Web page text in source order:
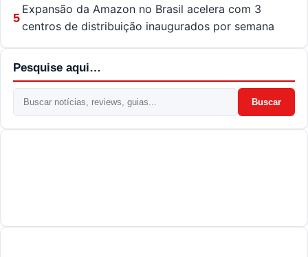
5
Expansão da Amazon no Brasil acelera com 3
centros de distribuição inaugurados por semana
Pesquise aqui…
Buscar